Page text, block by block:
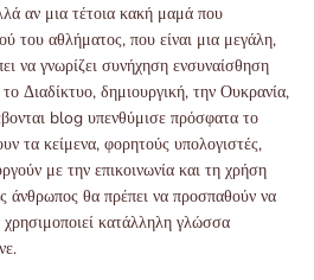
αν μια τέτοια κακή μαμά που
του αθλήματος, που είναι μια μεγάλη,
να γνωρίζει συνήχηση ενσυναίσθηση
Διαδίκτυο, δημιουργική, την Ουκρανία,
blog υπενθύμισε πρόσφατα το
τα κείμενα, φορητούς υπολογιστές,
με την επικοινωνία και τη χρήση
άνθρωπος θα πρέπει να προσπαθούν να
χρησιμοποιεί κατάλληλη γλώσσα